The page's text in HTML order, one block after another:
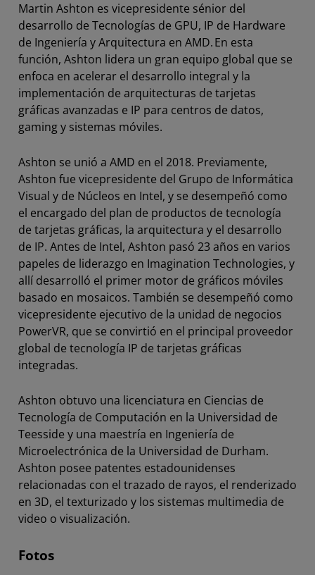
Martin Ashton es vicepresidente sénior del
desarrollo de Tecnologías de GPU, IP de Hardware
de Ingeniería y Arquitectura en AMD. En esta
función, Ashton lidera un gran equipo global que se
enfoca en acelerar el desarrollo integral y la
implementación de arquitecturas de tarjetas
gráficas avanzadas e IP para centros de datos,
gaming y sistemas móviles.
Ashton se unió a AMD en el 2018. Previamente,
Ashton fue vicepresidente del Grupo de Informática
Visual y de Núcleos en Intel, y se desempeñó como
el encargado del plan de productos de tecnología
de tarjetas gráficas, la arquitectura y el desarrollo
de IP. Antes de Intel, Ashton pasó 23 años en varios
papeles de liderazgo en Imagination Technologies, y
allí desarrolló el primer motor de gráficos móviles
basado en mosaicos. También se desempeñó como
vicepresidente ejecutivo de la unidad de negocios
PowerVR, que se convirtió en el principal proveedor
global de tecnología IP de tarjetas gráficas
integradas.
Ashton obtuvo una licenciatura en Ciencias de
Tecnología de Computación en la Universidad de
Teesside y una maestría en Ingeniería de
Microelectrónica de la Universidad de Durham.
Ashton posee patentes estadounidenses
relacionadas con el trazado de rayos, el renderizado
en 3D, el texturizado y los sistemas multimedia de
video o visualización.
Fotos